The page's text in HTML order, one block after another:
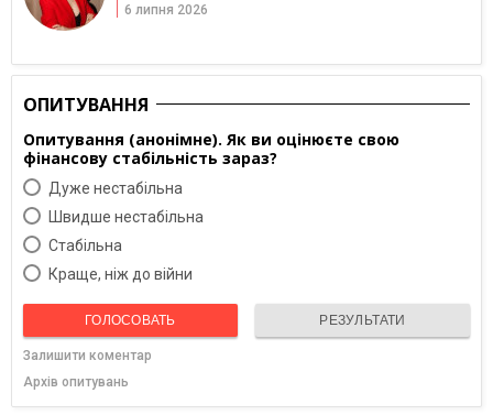
6 липня 2026
ОПИТУВАННЯ
Опитування (анонімне). Як ви оцінюєте свою
фінансову стабільність зараз?
Дуже нестабільна
Швидше нестабільна
Cтабільна
Краще, ніж до війни
ГОЛОСОВАТЬ РЕЗУЛЬТАТИ
Залишити коментар
Архів опитувань